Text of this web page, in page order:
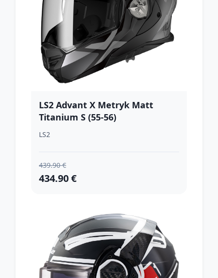
LS2 Advant X Metryk Matt
Titanium S (55-56)
LS2
439.90 €
434.90 €